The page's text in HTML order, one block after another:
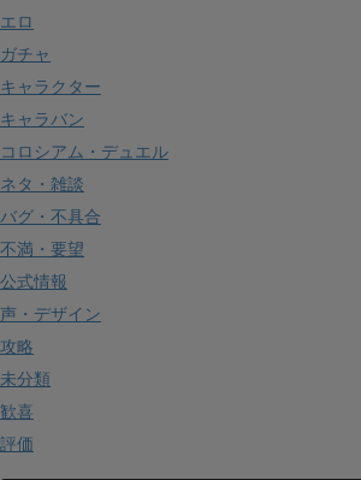
エロ
ガチャ
キャラクター
キャラバン
コロシアム・デュエル
ネタ・雑談
バグ・不具合
不満・要望
公式情報
声・デザイン
攻略
未分類
歓喜
評価